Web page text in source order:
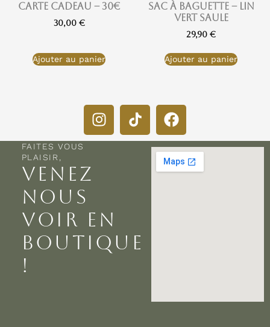
Carte cadeau – 30€
30,00 €
Ajouter au panier
Sac à baguette – Lin
vert saule
29,90 €
Ajouter au panier
FAITES VOUS
PLAISIR,
VENEZ
NOUS
VOIR EN
BOUTIQUE
!